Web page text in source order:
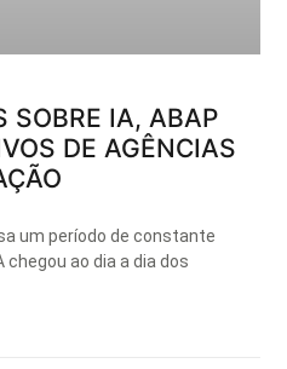
SOBRE IA, ABAP
DE AGÊNCIAS
um período de constante
ao dia a dia dos